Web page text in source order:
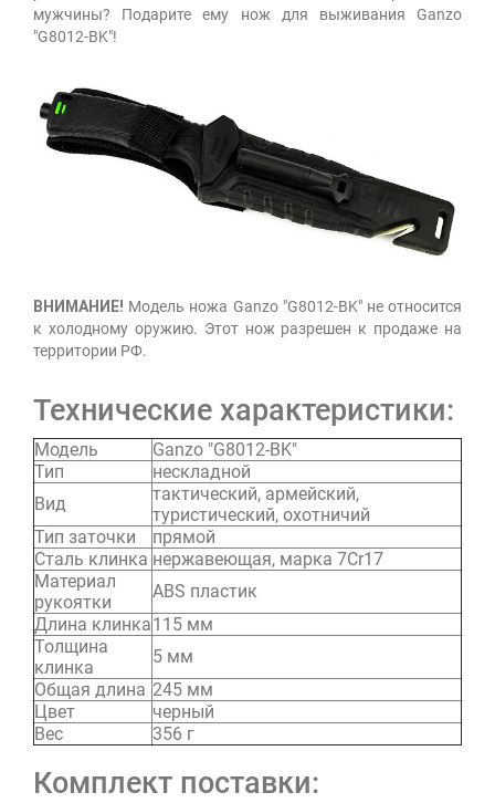
мужчины? Подарите ему нож для выживания Ganzo
"G8012-BK"!
ВНИМАНИЕ! Модель ножа Ganzo "G8012-BK" не относится
к холодному оружию. Этот нож разрешен к продаже на
территории РФ.
Технические характеристики:
Модель
Ganzo "G8012-BK"
Тип
нескладной
Вид
тактический, армейский,
туристический, охотничий
Тип заточки
прямой
Сталь клинка нержавеющая, марка 7Cr17
Материал
рукоятки
ABS пластик
Длина клинка115 мм
Толщина
клинка
5 мм
Общая длина 245 мм
Цвет
черный
Вес
356 г
Комплект поставки: